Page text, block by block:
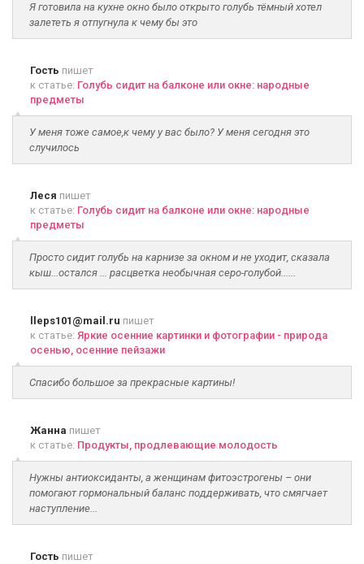
Я готовила на кухне окно было открыто голубь тёмный хотел
залететь я отпугнула к чему бы это
Гость пишет
к статье: Голубь сидит на балконе или окне: народные
предметы
У меня тоже самое,к чему у вас было? У меня сегодня это
случилось
Леся пишет
к статье: Голубь сидит на балконе или окне: народные
предметы
Просто сидит голубь на карнизе за окном и не уходит, сказала
кыш...остался ... расцветка необычная серо-голубой......
lleps101@mail.ru пишет
к статье: Яркие осенние картинки и фотографии - природа
осенью, осенние пейзажи
Спасибо большое за прекрасные картины!
Жанна пишет
к статье: Продукты, продлевающие молодость
Нужны антиоксиданты, а женщинам фитоэстрогены – они
помогают гормональный баланс поддерживать, что смягчает
наступление...
Гость пишет